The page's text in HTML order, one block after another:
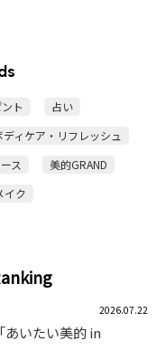
ト
占い
ィケア・リフレッシュ
ス
美的GRAND
イク
2026.07.22
あいたい美的 in